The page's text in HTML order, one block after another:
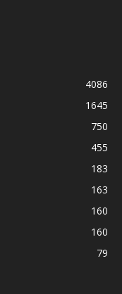
4086
1645
750
455
183
163
160
160
79